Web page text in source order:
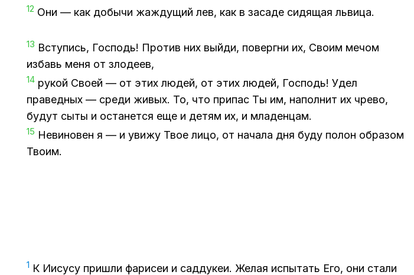
12 Они — как до­бы­чи жаж­ду­щий лев, как в за­са­де си­дя­щая льви­ца.
13 Всту­пись, Гос­подь! Про­тив них вый­ди, по­верг­ни их, Сво­им ме­чом
из­бавь меня от зло­де­ев,
14 ру­кой Сво­ей — от этих лю­дей, от этих лю­дей, Гос­подь! Удел
пра­вед­ных — сре­ди жи­вых. То, что при­пас Ты им, на­пол­нит их чре­во,
бу­дут сыты и оста­нет­ся еще и де­тям их, и мла­ден­цам.
15 Неви­но­вен я — и уви­жу Твое лицо, от на­ча­ла дня буду по­лон об­ра­зом
Тво­им.
1 К Иису­су при­шли фа­ри­сеи и сад­ду­кеи. Же­лая ис­пы­тать Его, они ста­ли